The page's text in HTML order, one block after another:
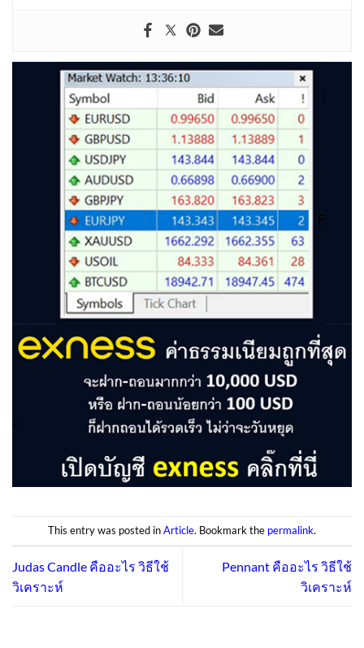
This entry was posted inArticle. Bookmark the permalink.
Judas Candle คืออะไร วิธีใช้
วิเคราะห์
Pennant คืออะไร วิธีใช้
วิเคราะห์